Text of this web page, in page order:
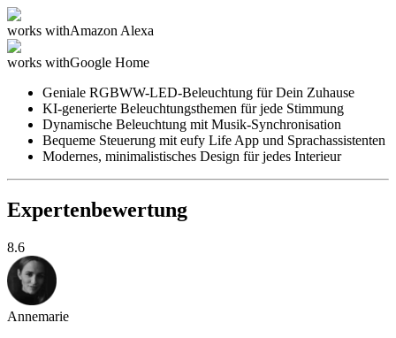
works withAmazon Alexa
works withGoogle Home
Geniale RGBWW-LED-Beleuchtung für Dein Zuhause
KI-generierte Beleuchtungsthemen für jede Stimmung
Dynamische Beleuchtung mit Musik-Synchronisation
Bequeme Steuerung mit eufy Life App und Sprachassistenten
Modernes, minimalistisches Design für jedes Interieur
Expertenbewertung
8.6
Annemarie